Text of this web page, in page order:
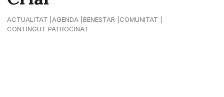
ACTUALITAT AGENDA BENESTAR
COMUNITAT
CONTINGUT PATROCINAT